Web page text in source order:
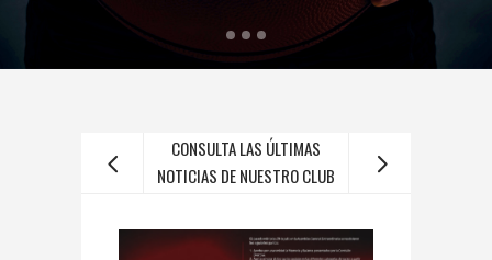
CONSULTA LAS ÚLTIMAS
NOTICIAS DE NUESTRO CLUB